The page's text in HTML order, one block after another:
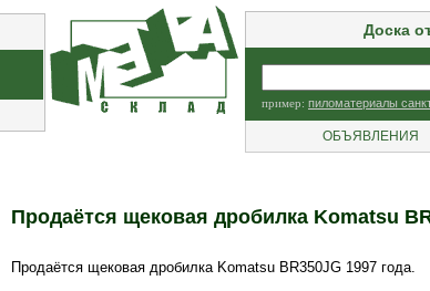
Доска
пример: пиломатериалы
ОБЪЯВЛЕНИЯ
Продаётся щековая дробилка Komatsu
Продаётся щековая дробилка Komatsu BR350JG 1997 года.